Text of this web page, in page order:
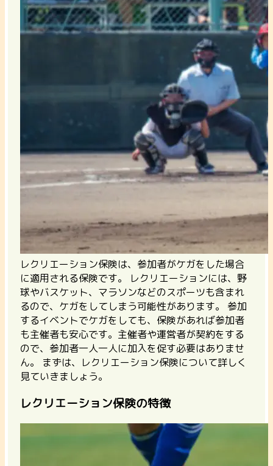
レクリエーション保険は、参加者がケガをした場合
に適用される保険です。 レクリエーションには、野
球やバスケット、マラソンなどのスポーツも含まれ
るので、ケガをしてしまう可能性があります。 参加
するイベントでケガをしても、保険があれば参加者
も主催者も安心です。主催者や運営者が契約をする
ので、参加者一人一人に加入を促す必要はありませ
ん。
まずは、レクリエーション保険について詳しく
見ていきましょう。
レクリエーション保険の特徴